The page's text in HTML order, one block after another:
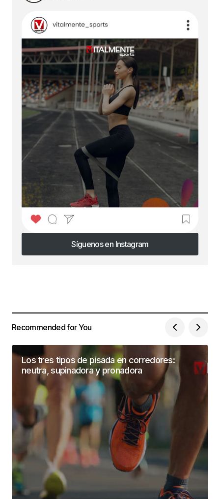
Síguenos en Instagram
Síguenos en Instagram
Recommended for You
Los tres tipos de pisada en corredores:
neutra, supinadora y pronadora